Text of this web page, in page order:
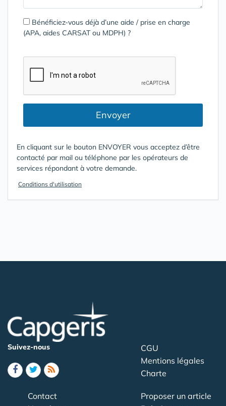
Bénéficiez-vous déjà d’une aide / prise en charge
(APA, aides CARSAT ou MDPH) ?
Envoyer
En cliquant sur le bouton ENVOYER vous acceptez d’être
contacté par mail ou téléphone par les opérateurs de
services répondant à votre demande.
Conditions d'utilisation
Suivez-nous
CGU
Mentions légales
Charte
Contact
Proposer un article